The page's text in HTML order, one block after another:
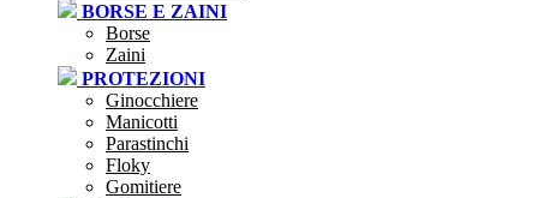
BORSE E ZAINI
Borse
Zaini
PROTEZIONI
Ginocchiere
Manicotti
Parastinchi
Floky
Gomitiere